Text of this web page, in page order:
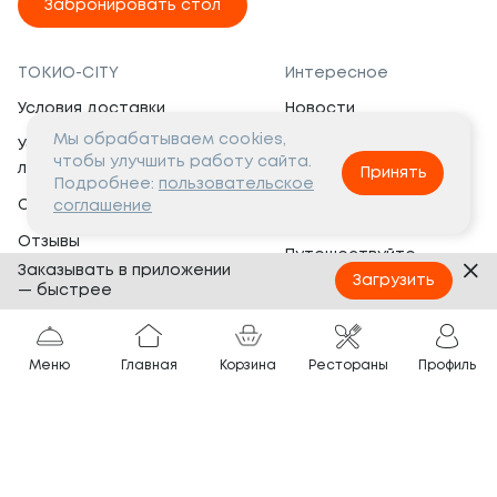
Забронировать стол
ТОКИО-CITY
Условия доставки
Условия программы
лояльности
Сертификаты
Отзывы
Банкеты
Вопросы и ответы
Интересное
Новости
Вакансии
Социальная жизнь
Путешествуйте
с ТОКИО-CITY
Партнёрам
Франшиза
Меню Главная Корзина Рестораны Профиль
Мы обрабатываем cookies,
чтобы улучшить работу сайта.
Подробнее: пользовательское
соглашение
Принять
Заказывать в приложении
— быстрее
Загрузить